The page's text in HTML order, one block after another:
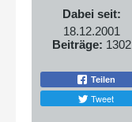
Dabei seit:
18.12.2001
Beiträge: 1302
Teilen
Tweet